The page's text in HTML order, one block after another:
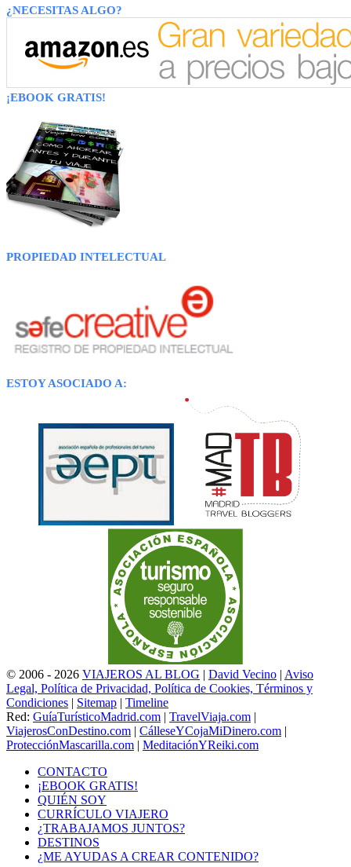
¿NECESITAS ALGO?
¡EBOOK GRATIS!
PROPIEDAD INTELECTUAL
ESTOY ASOCIADO A:
© 2006 - 2026 VIAJEROS AL BLOG | David Vecino | Aviso
Legal, Política de Privacidad, Política de Cookies, Términos y
Condiciones | Sitemap | Timeline
Red: GuíaTurísticoMadrid.com | TravelViaja.com |
ViajerosConDestino.com | CálleseYCojaMiDinero.com |
ProtecciónMascarilla.com | MeditaciónYReiki.com
CONTACTO
¡EBOOK GRATIS!
QUIÉN SOY
CURRÍCULO VIAJERO
¿TRABAJAMOS JUNTOS?
DESTINOS
¿ME AYUDAS A CREAR CONTENIDO?